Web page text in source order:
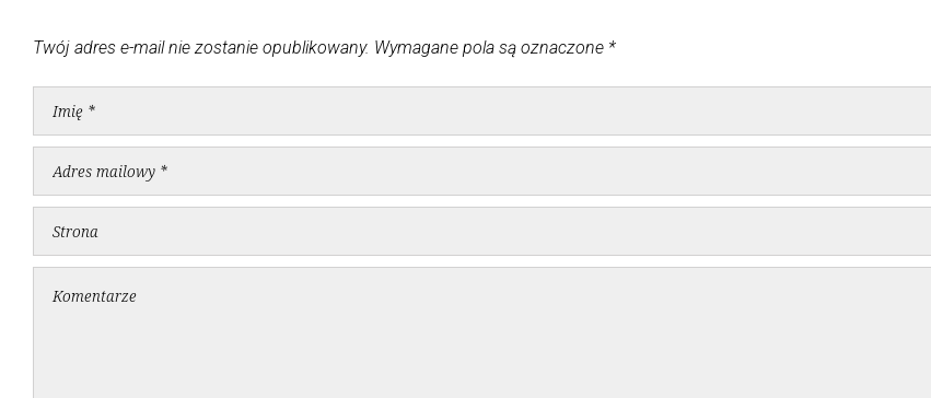
Twój adres e-mail nie zostanie opublikowany. Wymagane pola są oznaczone *